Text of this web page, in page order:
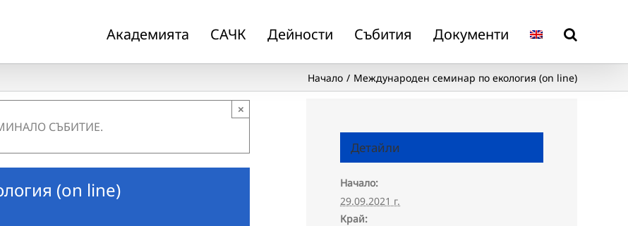
Академията САЧК Дейности Събития Документи
Начало Международен семинар по екология (on line)
СЪБИТИЕ.
×
(on line)
Детайли
Начало:
29.09.2021 г.
Край: